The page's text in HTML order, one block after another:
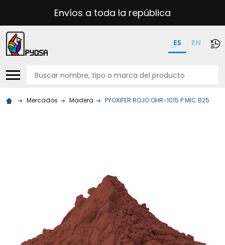
Envíos a toda la república
ES EN
Buscar
Mercados Madera PYOXIFER ROJO OHR-1015 P MIC B25